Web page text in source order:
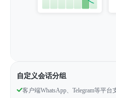
自定义会话分组
客户端WhatsApp、Telegram等平